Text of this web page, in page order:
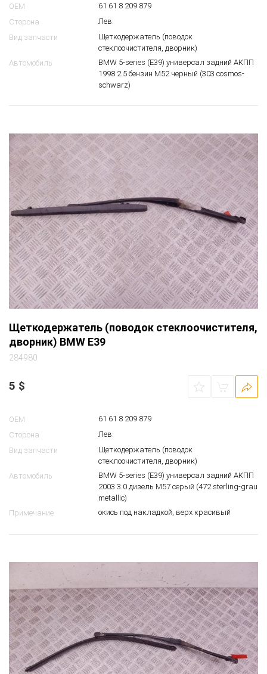
OEM
61 61 8 209 879
Сторона
Лев.
Вид запчасти
Щеткодержатель (поводок
стеклоочистителя, дворник)
Автомобиль
BMW 5-series (E39) универсал задний АКПП
1998 2.5 бензин M52 черный (303 cosmos-
schwarz)
Щеткодержатель (поводок стеклоочистителя,
дворник) BMW E39
284980
5 $
OEM
61 61 8 209 879
Сторона
Лев.
Вид запчасти
Щеткодержатель (поводок
стеклоочистителя, дворник)
Автомобиль
BMW 5-series (E39) универсал задний АКПП
2003 3.0 дизель M57 серый (472 sterling-grau
metallic)
Примечание
окись под накладкой, верх красивый